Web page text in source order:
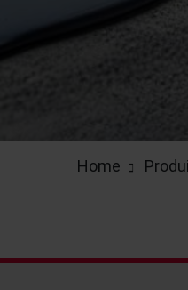
Home